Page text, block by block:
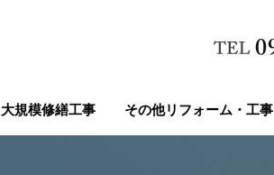
大規模修繕工事 その他リフォーム・工事